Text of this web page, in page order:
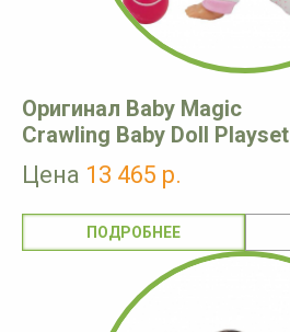
Оригинал Baby Magic
Crawling Baby Doll Playset
Цена 13 465 р.
ПОДРОБНЕЕ